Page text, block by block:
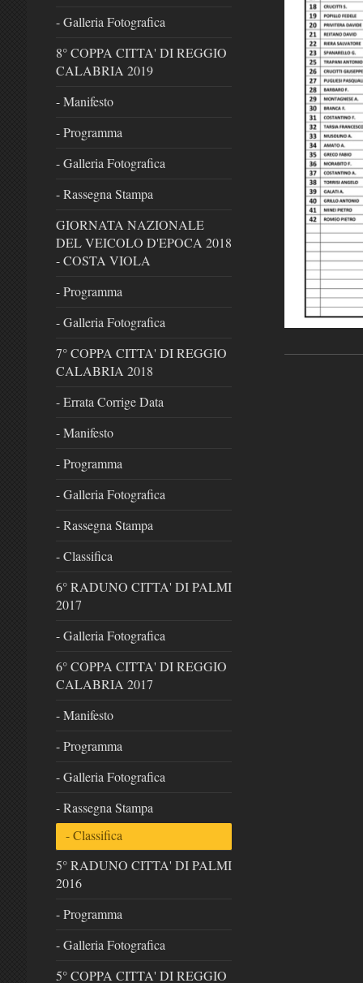
- Galleria Fotografica
8° COPPA CITTA' DI REGGIO
CALABRIA 2019
- Manifesto
- Programma
- Galleria Fotografica
- Rassegna Stampa
GIORNATA NAZIONALE
DEL VEICOLO D'EPOCA 2018
- COSTA VIOLA
- Programma
- Galleria Fotografica
7° COPPA CITTA' DI REGGIO
CALABRIA 2018
- Errata Corrige Data
- Manifesto
- Programma
- Galleria Fotografica
- Rassegna Stampa
- Classifica
6° RADUNO CITTA' DI PALMI
2017
- Galleria Fotografica
6° COPPA CITTA' DI REGGIO
CALABRIA 2017
- Manifesto
- Programma
- Galleria Fotografica
- Rassegna Stampa
- Classifica
5° RADUNO CITTA' DI PALMI
2016
- Programma
- Galleria Fotografica
5° COPPA CITTA' DI REGGIO